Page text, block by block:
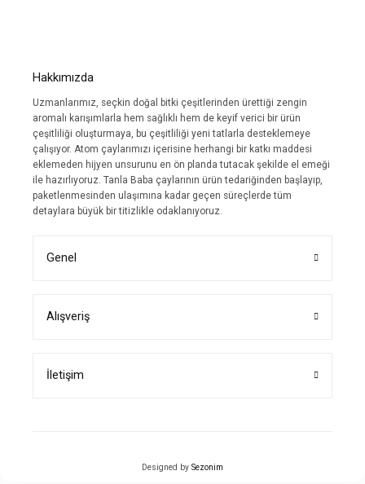
Hakkımızda
Uzmanlarımız, seçkin doğal bitki çeşitlerinden ürettiği zengin
aromalı karışımlarla hem sağlıklı hem de keyif verici bir ürün
çeşitliliği oluşturmaya, bu çeşitliliği yeni tatlarla desteklemeye
çalışıyor. Atom çaylarımızı içerisine herhangi bir katkı maddesi
eklemeden hijyen unsurunu en ön planda tutacak şekilde el emeği
ile hazırlıyoruz. Tanla Baba çaylarının ürün tedariğinden başlayıp,
paketlenmesinden ulaşımına kadar geçen süreçlerde tüm
detaylara büyük bir titizlikle odaklanıyoruz.
Genel
Alışveriş
İletişim
Designed by Sezonim